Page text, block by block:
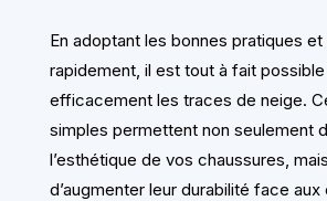
En adoptant les bonnes pratiques
rapidement, il est tout à fait
efficacement les traces de neige.
simples permettent non seulement
l’esthétique de vos chaussures,
d’augmenter leur durabilité face